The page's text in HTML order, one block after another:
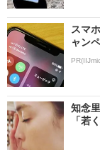
スマ
ャン
知念
「若